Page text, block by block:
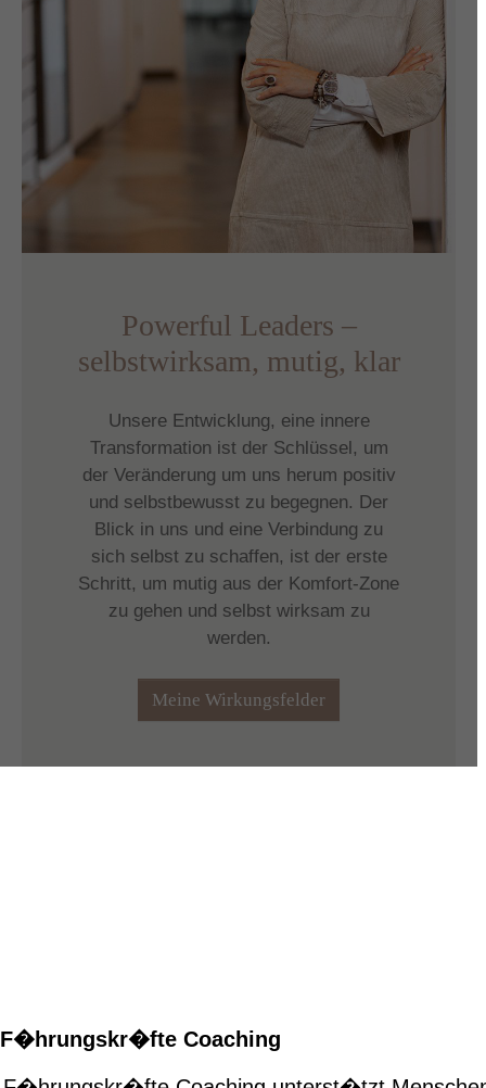
F�hrungskr�fte Coaching